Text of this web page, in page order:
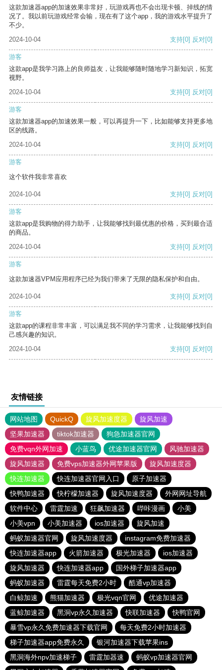
这款加速器app的加速效果非常好，玩游戏再也不会出现卡顿、掉线的情
况了。我以前玩游戏经常会输，现在有了这个app，我的游戏水平提升了
不少。
2024-10-04
支持[0] 反对[0]
游客
这款app是我学习路上的良师益友，让我能够随时随地学习新知识，拓宽
视野。
2024-10-04
支持[0] 反对[0]
游客
这款加速器app的加速效果一般，可以再提升一下，比如能够支持更多地
区的线路。
2024-10-04
支持[0] 反对[0]
游客
这个软件我非常喜欢
2024-10-04 支持[0] 反对[0]
游客
这款app是我购物的得力助手，让我能够找到最优惠的价格，买到最合适
的商品。
2024-10-04
支持[0] 反对[0]
游客
这款加速器VPM应用程序已经为我们带来了无限的隐私保护和自由。
2024-10-04 支持[0] 反对[0]
游客
这款app的课程非常丰富，可以满足我不同的学习需求，让我能够找到自
己感兴趣的知识。
2024-10-04
支持[0] 反对[0]
友情链接
网站地图 QuickQ 旋风加速度器
旋风加速
坚果加速器
tiktok加速器
狗急加速器官网
免费vqn外网加速
小蓝鸟 优途加速器官网
风驰加速器
旋风加速器
免费vps加速器外网苹果版
旋风加速度器
快连加速器
快连加速器官网入口
原子加速器
快鸭加速器
快柠檬加速器 旋风加速度器
外网网址导航
软件中心
雷霆加速 狂飙加速器 哔咔漫画
小美
小美vpn
小美加速器 ios加速器
旋风加速
蚂蚁加速器官网
旋风加速度器
instagram免费加速器
快连加速器app
火箭加速器 极光加速器
ios加速器
旋风加速器
快连加速器app
国外梯子加速器app
蚂蚁加速器
雷霆每天免费2小时
酷通vp加速器
白鲸加速
熊猫加速器 极光vqn官网
优途加速器
蓝鲸加速器
黑洞vp永久加速器 快联加速器
快鸭官网
暴雪vp永久免费加速器下载官网
每天免费2小时加速器
梯子加速器app免费永久
银河加速器下载苹果ins
黑洞海外npv加速梯子
雷霆加器速
蚂蚁vp加速器官网